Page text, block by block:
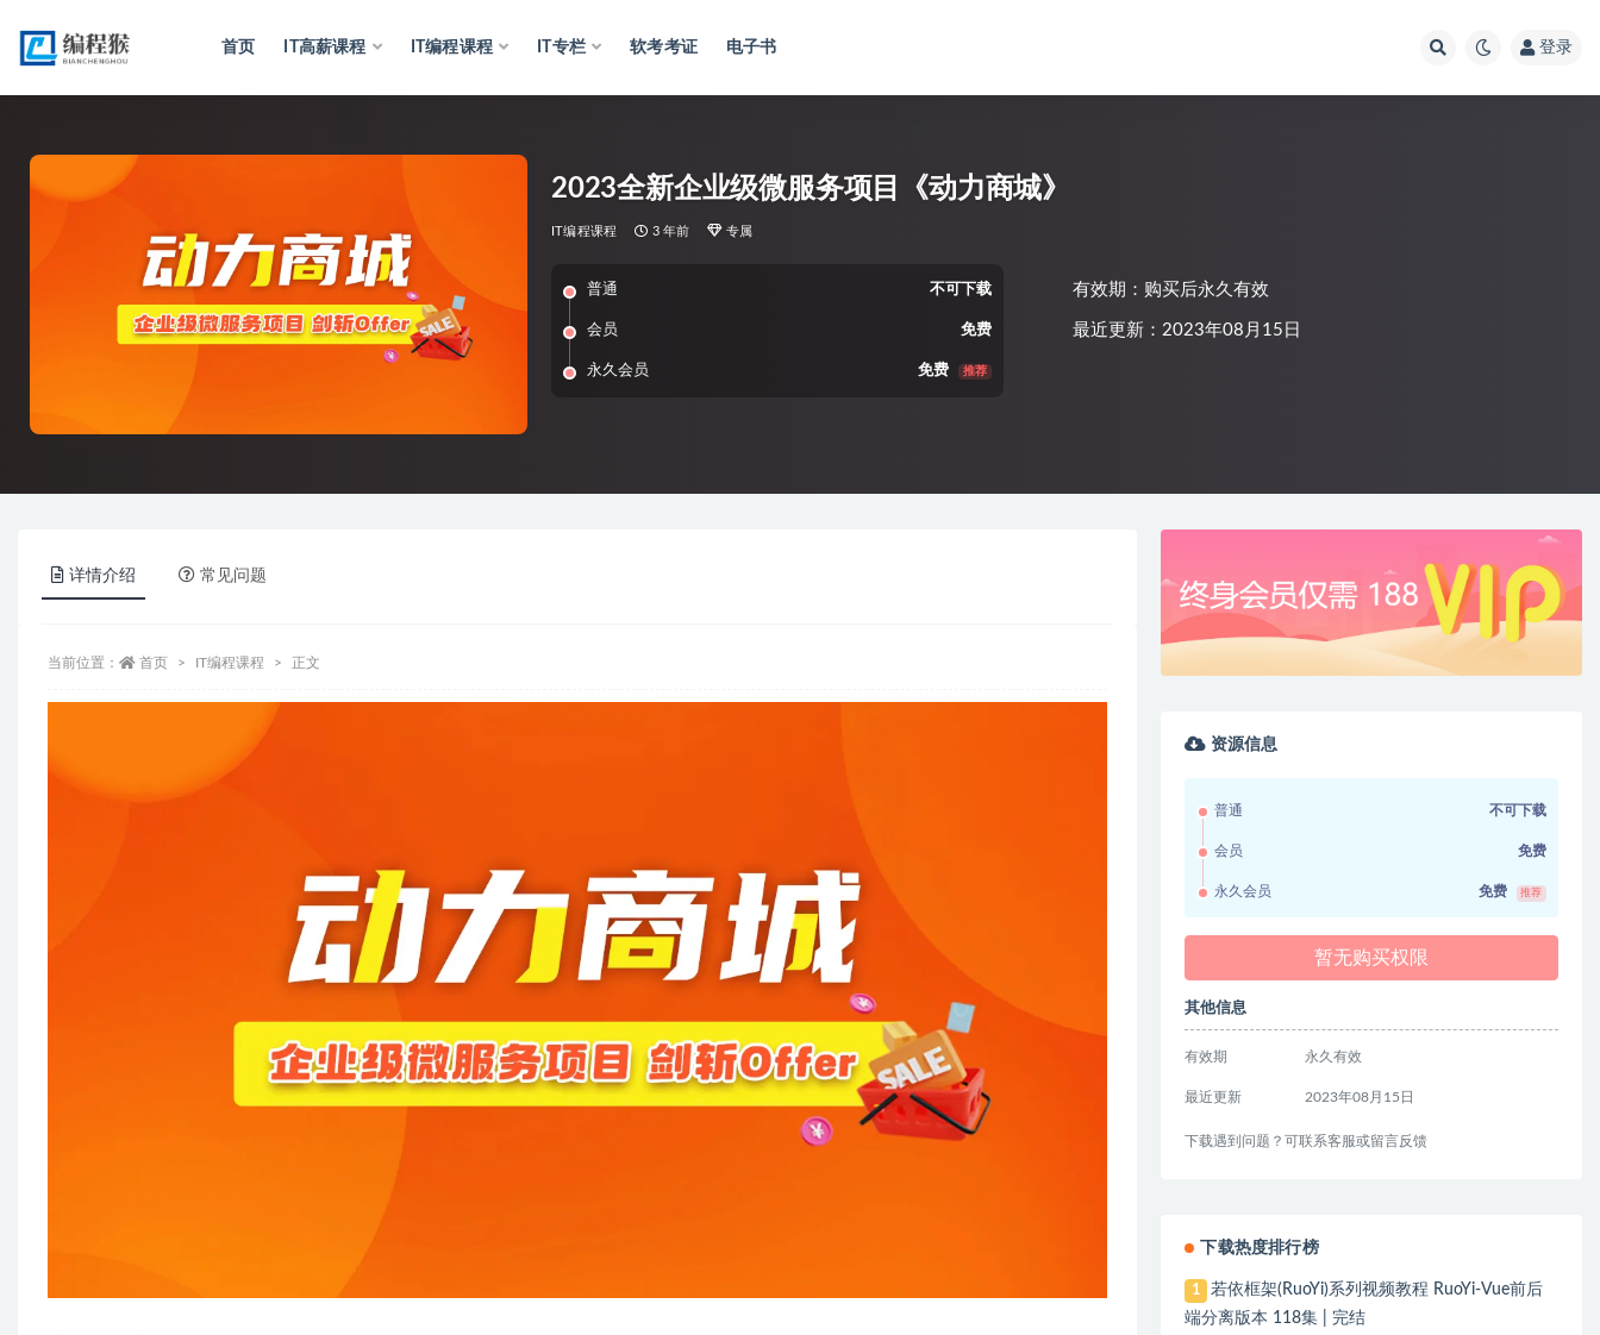
首页 IT高薪课程 IT编程课程 IT专栏 软考考证 电子书 登录
2023全新企业级微服务项目《动力商城》
IT编程课程 3 年前 专属
普通 不可下载
会员 免费
永久会员 免费 推荐
有效期：购买后永久有效
最近更新：2023年08月15日
详情介绍 常见问题
当前位置： 首页 IT编程课程 正文
资源信息
普通 不可下载
会员 免费
永久会员 免费 推荐
暂无购买权限
其他信息
有效期 永久有效
最近更新 2023年08月15日
下载遇到问题？可联系客服或留言反馈
下载热度排行榜
1
若依框架(RuoYi)系列视频教程 RuoYi-Vue前后
端分离版本 118集 | 完结